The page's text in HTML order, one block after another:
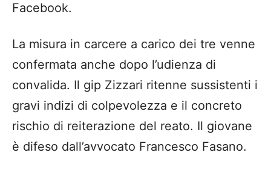
Facebook.
La misura in carcere a carico dei tre venne
confermata anche dopo l’udienza di
convalida. Il gip Zizzari ritenne sussistenti i
gravi indizi di colpevolezza e il concreto
rischio di reiterazione del reato. Il giovane
è difeso dall’avvocato Francesco Fasano.